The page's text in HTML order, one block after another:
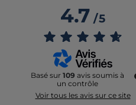
4.7/5
Basé sur 109 avis soumis à
un contrôle
Voir tous les avis sur ce site